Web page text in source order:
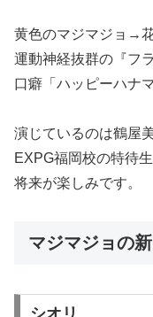
黄色のマジマジョ→
運動神経抜群の『フ
口癖「ハッピーハナ
演じているのは鶴屋
EXPG福岡校の特待
将来が楽しみです。
マジマジョの